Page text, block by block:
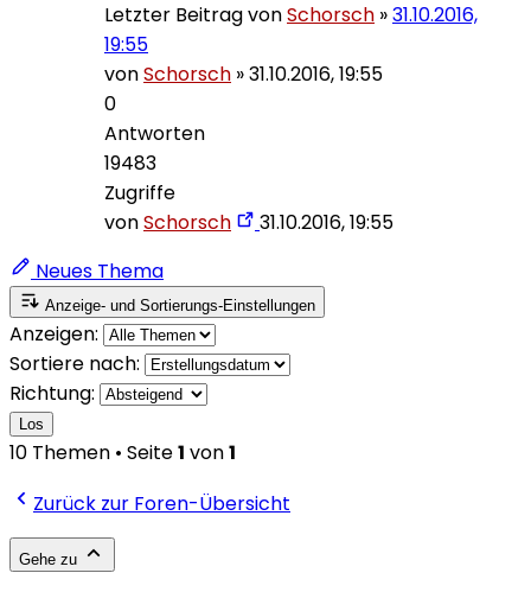
Letzter Beitrag vonSchorsch »31.10.2016,
19:55
vonSchorsch »31.10.2016, 19:55
0
Antworten
19483
Zugriffe
vonSchorsch
31.10.2016, 19:55
Neues Thema
Anzeige- und Sortierungs-Einstellungen
Anzeigen:
Sortiere nach:
Richtung:
Los
10 Themen • Seite1 von1
Zurück zur Foren-Übersicht
Gehe zu